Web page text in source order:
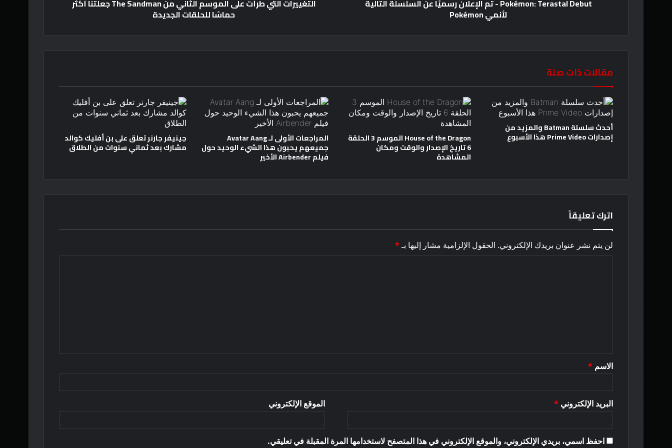
Pokémon: Terastal Debut - تم الإعلان رسميًا عن السلسلة التالية
لأنمي Pokémon
التغييرات التي طرأت على الموسم الثاني من The Sandman جعلتنا أكثر
حماسًا للحلقات الجديدة
مقالات ذات صلة
أحدث سلسلة Batman والمزيد من
إصدارات Prime Video هذا الأسبوع House of the Dragon الموسم 3 الحلقة
6 تاريخ الإصدار والوقت ومكان
المشاهدة
المراجعات الأولى لـ Avatar Aang
جميعهم يحبون هذا الشيء الوحيد حول
فيلم Airbender الأخير
جينيفر جارنر تعلق على بن أفليك كوالد
مشارك بعد ثماني سنوات من الطلاق
اترك تعليقاً
لن يتم نشر عنوان بريدك الإلكتروني. الحقول الإلزامية مشار إليها بـ*
*
الاسم *
البريد الإلكتروني * الموقع الإلكتروني
احفظ اسمي، بريدي الإلكتروني، والموقع الإلكتروني في هذا المتصفح لاستخدامها المرة المقبلة في تعليقي.